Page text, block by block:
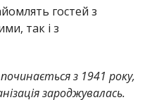
гостей з
так і з
з 1941 року,
зароджувалась.